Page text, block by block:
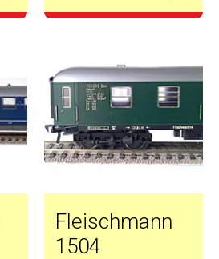
Fleischmann
1504